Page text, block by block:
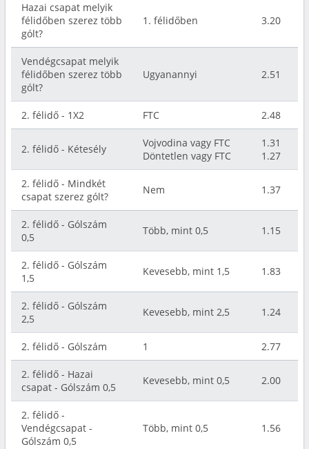
Hazai csapat melyik
félidőben szerez több
gólt?
1. félidőben 3.20
Vendégcsapat melyik
félidőben szerez több
gólt?
Ugyanannyi 2.51
2. félidő - 1X2 FTC 2.48
2. félidő - Kétesély
Vojvodina vagy FTC
Döntetlen vagy FTC
1.31
1.27
2. félidő - Mindkét
csapat szerez gólt?
Nem 1.37
2. félidő - Gólszám
0,5
Több, mint 0,5 1.15
2. félidő - Gólszám
1,5
Kevesebb, mint 1,5 1.83
2. félidő - Gólszám
2,5
Kevesebb, mint 2,5 1.24
2. félidő - Gólszám 1 2.77
2. félidő - Hazai
csapat - Gólszám 0,5
Kevesebb, mint 0,5 2.00
2. félidő -
Vendégcsapat -
Gólszám 0,5
Több, mint 0,5 1.56